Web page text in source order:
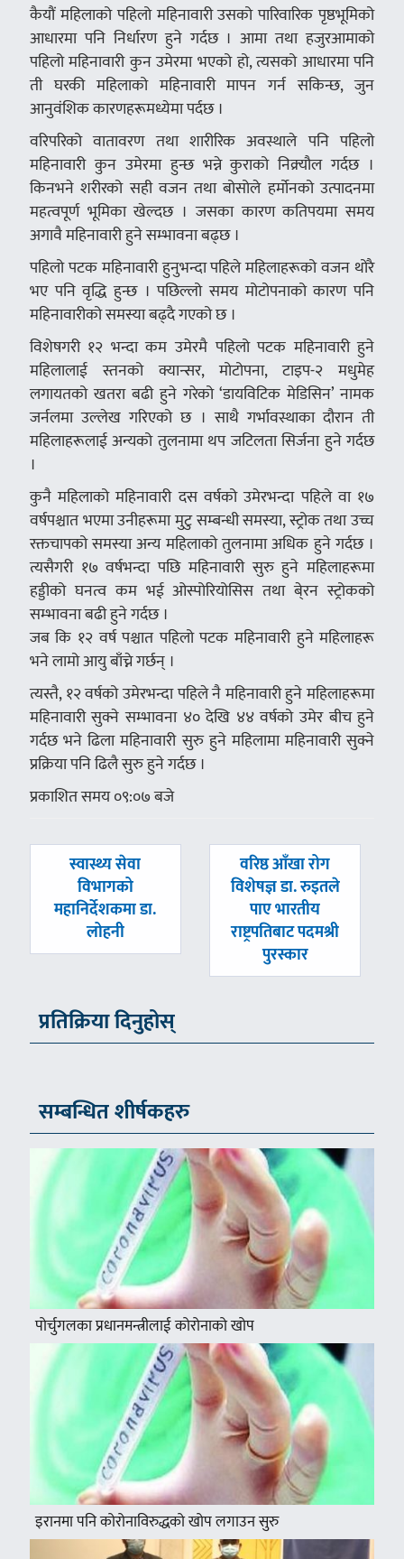
कैयौं महिलाको पहिलो महिनावारी उसको पारिवारिक पृष्ठभूमिको
आधारमा पनि निर्धारण हुने गर्दछ । आमा तथा हजुरआमाको
पहिलो महिनावारी कुन उमेरमा भएको हो, त्यसको आधारमा पनि
ती घरकी महिलाको महिनावारी मापन गर्न सकिन्छ, जुन
आनुवंशिक कारणहरूमध्येमा पर्दछ ।
वरिपरिको वातावरण तथा शारीरिक अवस्थाले पनि पहिलो
महिनावारी कुन उमेरमा हुन्छ भन्ने कुराको निक्र्यौल गर्दछ ।
किनभने शरीरको सही वजन तथा बोसोले हर्मोनको उत्पादनमा
महत्वपूर्ण भूमिका खेल्दछ । जसका कारण कतिपयमा समय
अगावै महिनावारी हुने सम्भावना बढ्छ ।
पहिलो पटक महिनावारी हुनुभन्दा पहिले महिलाहरूको वजन थोरै
भए पनि वृद्धि हुन्छ । पछिल्लो समय मोटोपनाको कारण पनि
महिनावारीको समस्या बढ्दै गएको छ ।
विशेषगरी १२ भन्दा कम उमेरमै पहिलो पटक महिनावारी हुने
महिलालाई स्तनको क्यान्सर, मोटोपना, टाइप-२ मधुमेह
लगायतको खतरा बढी हुने गरेको ‘डायविटिक मेडिसिन’ नामक
जर्नलमा उल्लेख गरिएको छ । साथै गर्भावस्थाका दौरान ती
महिलाहरूलाई अन्यको तुलनामा थप जटिलता सिर्जना हुने गर्दछ
।
कुनै महिलाको महिनावारी दस वर्षको उमेरभन्दा पहिले वा १७
वर्षपश्चात भएमा उनीहरूमा मुटु सम्बन्धी समस्या, स्ट्रोक तथा उच्च
रक्तचापको समस्या अन्य महिलाको तुलनामा अधिक हुने गर्दछ ।
त्यसैगरी १७ वर्षभन्दा पछि महिनावारी सुरु हुने महिलाहरूमा
हड्डीको घनत्व कम भई ओस्पोरियोसिस तथा बे्रन स्ट्रोकको
सम्भावना बढी हुने गर्दछ ।
जब कि १२ वर्ष पश्चात पहिलो पटक महिनावारी हुने महिलाहरू
भने लामो आयु बाँच्ने गर्छन् ।
त्यस्तै, १२ वर्षको उमेरभन्दा पहिले नै महिनावारी हुने महिलाहरूमा
महिनावारी सुक्ने सम्भावना ४० देखि ४४ वर्षको उमेर बीच हुने
गर्दछ भने ढिला महिनावारी सुरु हुने महिलामा महिनावारी सुक्ने
प्रक्रिया पनि ढिलै सुरु हुने गर्दछ ।
प्रकाशित समय ०९:०७ बजे
पछिल्लाे
स्वास्थ्य सेवा
विभागको
महानिर्देशकमा डा.
लोहनी
अघिल्लाे
-
वरिष्ठ आँखा रोग
विशेषज्ञ डा. रुइतले
पाए भारतीय
राष्ट्रपतिबाट पदमश्री
पुरस्कार
प्रतिक्रिया दिनुहोस्
सम्बन्धित शीर्षकहरु
पोर्चुगलका प्रधानमन्त्रीलाई कोरोनाको खोप
इरानमा पनि कोरोनाविरुद्धको खोप लगाउन सुरु